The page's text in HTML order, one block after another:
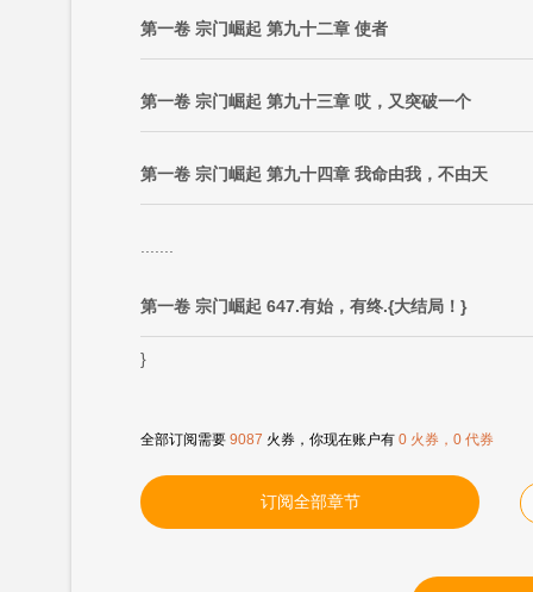
第一卷 宗门崛起 第九十二章 使者
第一卷 宗门崛起 第九十三章 哎，又突破一个
第一卷 宗门崛起 第九十四章 我命由我，不由天
第一卷 宗门崛起 647.有始，有终.{大结局！}
}
全部订阅需要 9087 火券，你现在账户有 0 火券，0 代券
订阅全部章节